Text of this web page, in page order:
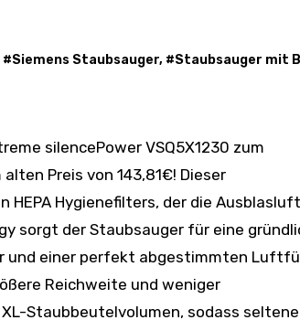
#Siemens Staubsauger, #Staubsauger mit
Preis von 143,81€! Dieser
Hygienefilters, der die
sorgt der Staubsauger für eine
und einer perfekt abgestimmten
Reichweite und weniger
Staubbeutelvolumen, sodass